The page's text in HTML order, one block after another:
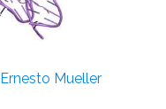
Ernesto Mueller